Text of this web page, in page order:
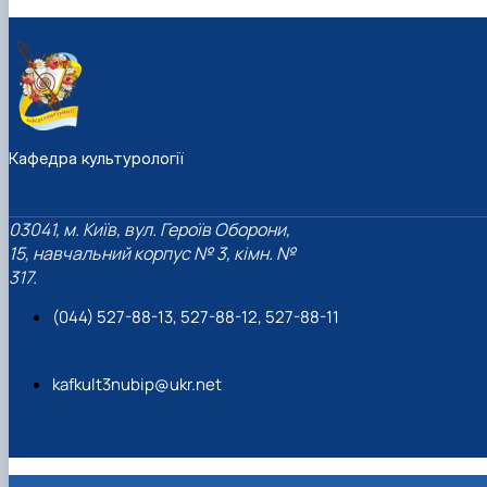
Кафедра культурології
03041, м. Київ, вул. Героїв Оборони,
15, навчальний корпус № 3, кімн. №
317.
(044) 527-88-13, 527-88-12, 527-88-11
kafkult3nubip@ukr.net